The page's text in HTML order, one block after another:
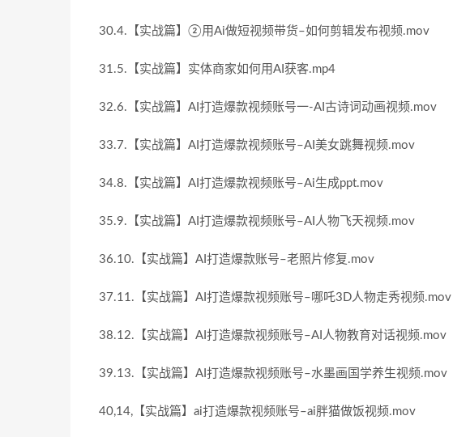
30.4.【实战篇】②用Ai做短视频带货–如何剪辑发布视频.mov
31.5.【实战篇】实体商家如何用AI获客.mp4
32.6.【实战篇】AI打造爆款视频账号一-AI古诗词动画视频.mov
33.7.【实战篇】AI打造爆款视频账号–AI美女跳舞视频.mov
34.8.【实战篇】AI打造爆款视频账号–Ai生成ppt.mov
35.9.【实战篇】AI打造爆款视频账号–AI人物飞天视频.mov
36.10.【实战篇】AI打造爆款账号–老照片修复.mov
37.11.【实战篇】AI打造爆款视频账号–哪吒3D人物走秀视频.mov
38.12.【实战篇】AI打造爆款视频账号–AI人物教育对话视频.mov
39.13.【实战篇】AI打造爆款视频账号–水墨画国学养生视频.mov
40,14,【实战篇】ai打造爆款视频账号–ai胖猫做饭视频.mov